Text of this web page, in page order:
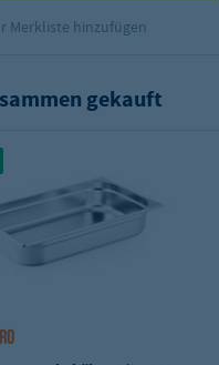
Merkliste hinzufügen
gekauft